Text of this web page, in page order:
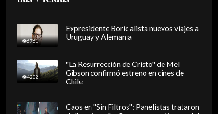
6761
Expresidente Boric alista nuevos viajes a
Uruguay y Alemania
4202
"La Resurrección de Cristo" de Mel
Gibson confirmó estreno en cines de
Chile
Caos en "Sin Filtros": Panelistas trataron